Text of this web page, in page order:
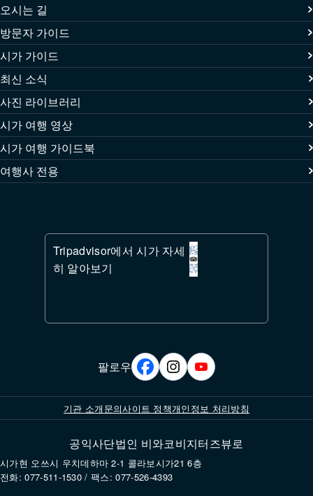
본 사이트를 이용하시면 쿠키의 설정 및 사용에 동의하는 것으로 간주됩
니다. 자세한 내용은 개인정보 처리방침을 참고해 주시기 바랍니다.
오시는 길
방문자 가이드
시가 가이드
최신 소식
사진 라이브러리
시가 여행 영상
시가 여행 가이드북
여행사 전용
Tripadvisor에서 시가 자세
히 알아보기
팔로우
기관 소개 문의사이트 정책개인정보 처리방침
공익사단법인 비와코비지터즈뷰로
시가현 오쓰시 우치데하마 2-1 콜라보시가21 6층
전화: 077-511-1530 / 팩스: 077-526-4393